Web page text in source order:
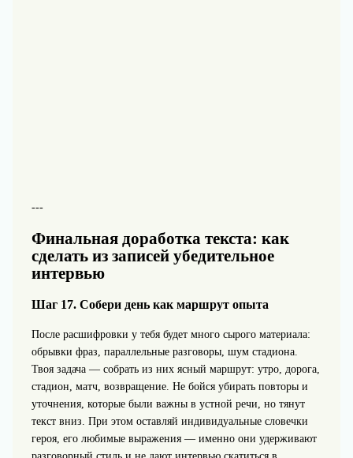
---
Финальная доработка текста: как
сделать из записей убедительное
интервью
Шаг 17. Собери день как маршрут опыта
После расшифровки у тебя будет много сырого материала:
обрывки фраз, параллельные разговоры, шум стадиона.
Твоя задача — собрать из них ясный маршрут: утро, дорога,
стадион, матч, возвращение. Не бойся убирать повторы и
уточнения, которые были важны в устной речи, но тянут
текст вниз. При этом оставляй индивидуальные словечки
героя, его любимые выражения — именно они удерживают